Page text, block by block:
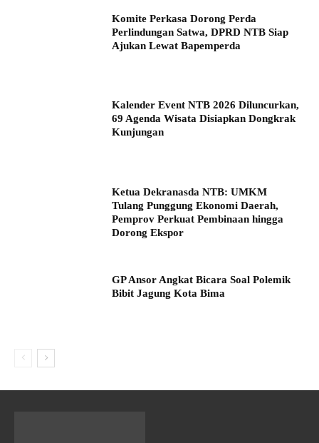
Komite Perkasa Dorong Perda
Perlindungan Satwa, DPRD NTB Siap
Ajukan Lewat Bapemperda
Kalender Event NTB 2026 Diluncurkan,
69 Agenda Wisata Disiapkan Dongkrak
Kunjungan
Ketua Dekranasda NTB: UMKM
Tulang Punggung Ekonomi Daerah,
Pemprov Perkuat Pembinaan hingga
Dorong Ekspor
GP Ansor Angkat Bicara Soal Polemik
Bibit Jagung Kota Bima